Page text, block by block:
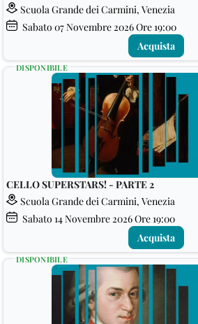
Scuola Grande dei Carmini, Venezia
Sabato 07Novembre 2026Ore 19:00
Acquista
CELLO SUPERSTARS! - PARTE 2
Scuola Grande dei Carmini, Venezia
Sabato 14Novembre 2026Ore 19:00
DISPONIBILE
Acquista
DISPONIBILE